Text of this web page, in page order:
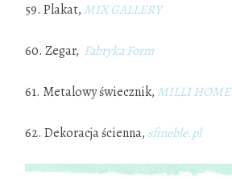
59. Plakat, MIX GALLERY
60. Zegar, Fabryka Form
61. Metalowy świecznik, MILLI HOME
62. Dekoracja ścienna, sfmeble.pl